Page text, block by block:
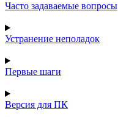
Часто задаваемые вопросы
Устранение неполадок
Первые шаги
Версия для ПК